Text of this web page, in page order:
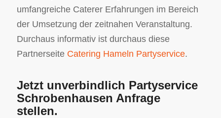
umfangreiche Caterer Erfahrungen im Bereich
der Umsetzung der zeitnahen Veranstaltung.
Durchaus informativ ist durchaus diese
Partnerseite Catering Hameln Partyservice.
Jetzt unverbindlich Partyservice
Schrobenhausen Anfrage
stellen.